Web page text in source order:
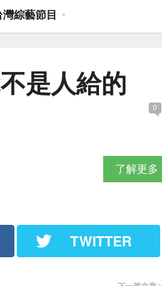
綜藝節目
是人給的
0
了解更多
TWITTER